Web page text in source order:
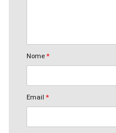
Nome *
Email *